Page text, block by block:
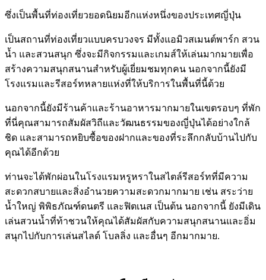
ซึ่งเป็นพื้นที่ท่องเที่ยวยอดนิยมอีกแห่งหนึ่งของประเทศญี่ปุ่น
เป็นสถานที่ท่องเที่ยวแบบครบวงจร มีทั้งแอมิวสเมนต์พาร์ก สวน
น้ำ และสวนสนุก ซึ่งจะมีกิจกรรมและเกมส์ให้เล่นมากมายเพื่อ
สร้างความสนุกสนานสำหรับผู้เยี่ยมชมทุกคน นอกจากนี้ยังมี
โรงแรมและรีสอร์ทหลายแห่งที่ให้บริการในพื้นที่นี้ด้วย
นอกจากนี้ยังมีร้านค้าและร้านอาหารมากมายในเขตรอบๆ ที่พัก
ที่นี่คุณสามารถสัมผัสวิถีและวัฒนธรรมของญี่ปุ่นได้อย่างใกล้
ชิด และสามารถหยิบซื้อของฝากและของที่ระลึกกลับบ้านไปกับ
คุณได้อีกด้วย
ท่านจะได้พักผ่อนในโรงแรมหรูหราในสไตล์รีสอร์ทที่มีความ
สะดวกสบายและสิ่งอำนวยความสะดวกมากมาย เช่น สระว่าย
น้ำใหญ่ พิพิธภัณฑ์ดนตรี และฟิตเนส เป็นต้น นอกจากนี้ ยังมีเดิน
เล่นสวนน้ำที่ท้าชวนให้คุณได้สัมผัสกับความสนุกสนานและอิ่ม
สนุกไปกับการเล่นสไลด์ โบลลิ่ง และอื่นๆ อีกมากมาย.